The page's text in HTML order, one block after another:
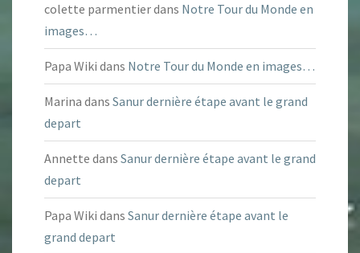
colette parmentierdans Notre Tour du Monde en
images…
Papa Wiki dans Notre Tour du Monde en images…
Marina dans Sanur dernière étape avant le grand
depart
Annette dans Sanur dernière étape avant le grand
depart
Papa Wiki dans Sanur dernière étape avant le
grand depart